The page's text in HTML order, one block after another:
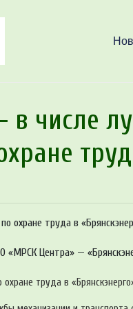
в числе
труда в
Центра» —
труда в